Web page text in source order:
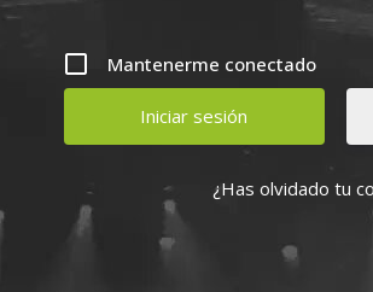
Mantenerme conectado
¿Has olvidado tu